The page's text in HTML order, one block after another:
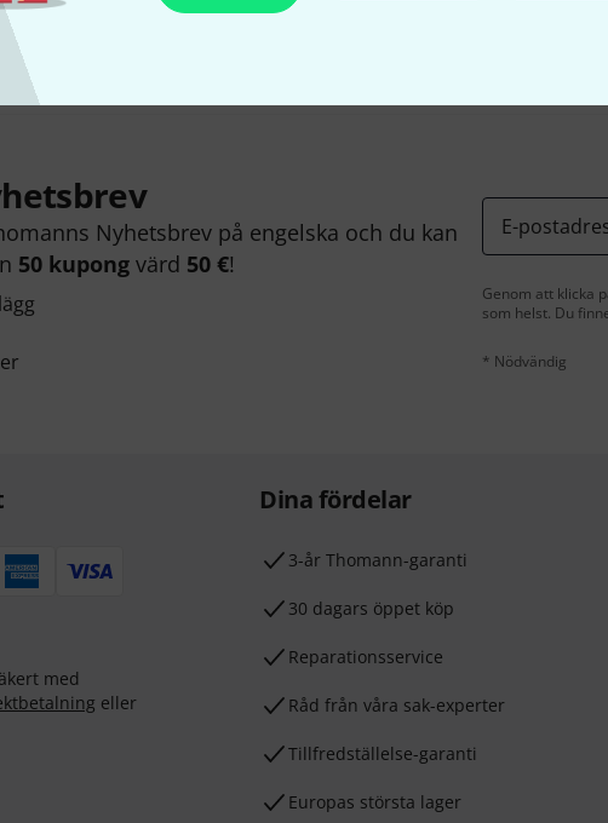
Nyhetsbrev på engelska och du kan
50 kupong värd 50 €!
E-
Genom att klicka
som helst. Du
* Nödvändig
med
eller
Dina fördelar
3-år Thomann-garanti
30 dagars öppet köp
Reparationsservice
Råd från våra sak-experter
Tillfredställelse-garanti
Europas största lager